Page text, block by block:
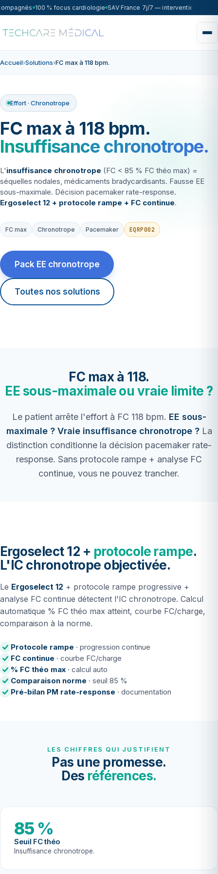
100 % focus cardiologie SAV France 7j/7 — intervention sous
Accueil›Solutions›FC max à 118 bpm.
Effort · Chronotrope
FC max à 118 bpm.
Insuffisance chronotrope.
L'insuffisance chronotrope (FC < 85 % FC théo max) =
séquelles nodales, médicaments bradycardisants. Fausse EE
sous-maximale. Décision pacemaker rate-response.
Ergoselect 12 + protocole rampe + FC continue.
FC max Chronotrope Pacemaker EQRP002
Pack EE chronotrope
Toutes nos solutions
FC max à 118.
EE sous-maximale ou vraie limite ?
Le patient arrête l'effort à FC 118 bpm. EE sous-
maximale ? Vraie insuffisance chronotrope ?La
distinction conditionne la décision pacemaker rate-
response. Sans protocole rampe + analyse FC
continue, vous ne pouvez trancher.
Ergoselect 12 + protocole rampe.
L'IC chronotrope objectivée.
Le Ergoselect 12 + protocole rampe progressive +
analyse FC continue détectent l'IC chronotrope. Calcul
automatique % FC théo max atteint, courbe FC/charge,
comparaison à la norme.
Protocole rampe · progression continue
FC continue · courbe FC/charge
% FC théo max · calcul auto
Comparaison norme · seuil 85 %
Pré-bilan PM rate-response · documentation
LES CHIFFRES QUI JUSTIFIENT
Pas une promesse.
Des références.
85 %
Seuil FC théo
Insuffisance chronotrope.